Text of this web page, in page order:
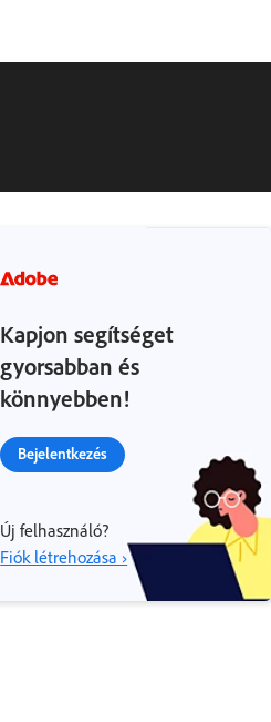
Kapjon segítséget
gyorsabban és
könnyebben!
Bejelentkezés
Új felhasználó?
Fiók létrehozása ›